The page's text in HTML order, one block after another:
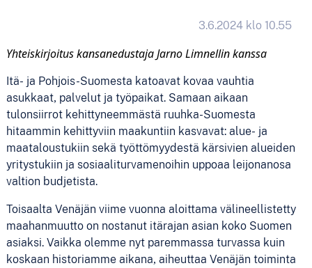
3.6.2024 klo 10.55
Yhteiskirjoitus kansanedustaja Jarno Limnellin kanssa
Itä- ja Pohjois-Suomesta katoavat kovaa vauhtia
asukkaat, palvelut ja työpaikat. Samaan aikaan
tulonsiirrot kehittyneemmästä ruuhka-Suomesta
hitaammin kehittyviin maakuntiin kasvavat: alue- ja
maataloustukiin sekä työttömyydestä kärsivien alueiden
yritystukiin ja sosiaaliturvamenoihin uppoaa leijonanosa
valtion budjetista.
Toisaalta Venäjän viime vuonna aloittama välineellistetty
maahanmuutto on nostanut itärajan asian koko Suomen
asiaksi. Vaikka olemme nyt paremmassa turvassa kuin
koskaan historiamme aikana, aiheuttaa Venäjän toiminta